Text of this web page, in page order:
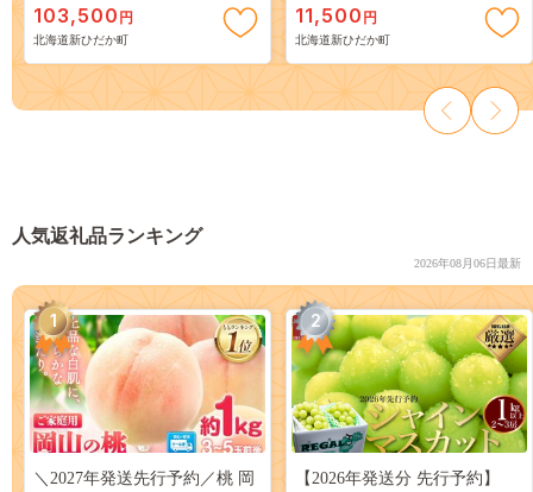
103,500 円
北海道新ひだか町
11,500 円
北海道新ひだか町
人気返礼品ランキング
2026年08月06日最新
1
＼2027年発送先行予約／桃 岡
2
【2026年発送分 先行予約】